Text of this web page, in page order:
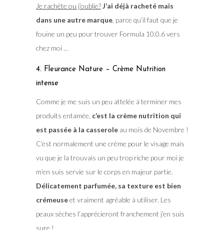
Je rachète ou j’oublie?J’ai déjà racheté mais
dans une autre marque, parce qu’il faut que je
fouine un peu pour trouver Formula 10.0.6 vers
chez moi …
4. Fleurance Nature – Crème Nutrition
intense
Comme je me suis un peu attelée à terminer mes
produits entamée, c’est la crème nutrition qui
est passée à la casseroleau mois de Novembre !
C’est normalement une crème pour le visage mais
vu que je la trouvais un peu trop riche pour moi je
m’en suis servie sur le corps en majeur partie.
Délicatement parfumée, sa texture est bien
crémeuseet vraiment agréable à utiliser. Les
peaux sèches l’apprécieront franchement j’en suis
sure !